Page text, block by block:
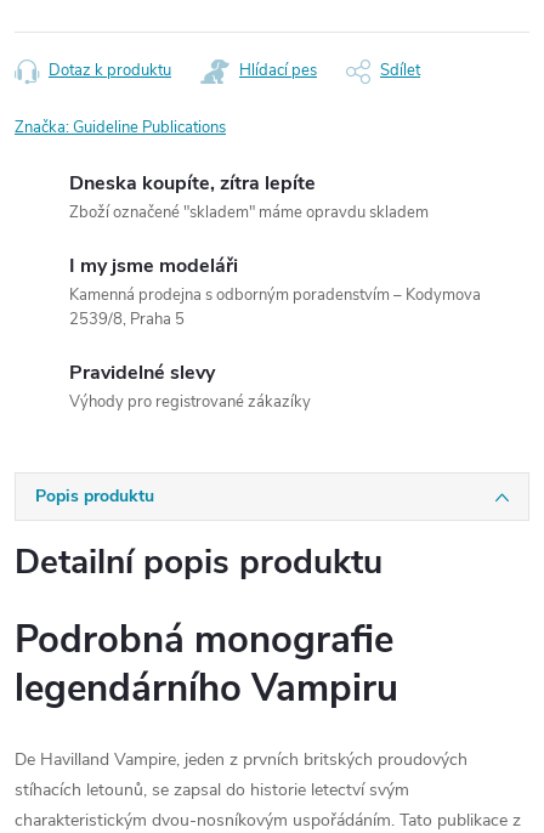
Dotaz k produktu Hlídací pes Sdílet
Značka:Guideline Publications
Dneska koupíte, zítra lepíte
Zboží označené "skladem" máme opravdu skladem
I my jsme modeláři
Kamenná prodejna s odborným poradenstvím – Kodymova
2539/8, Praha 5
Pravidelné slevy
Výhody pro registrované zákazíky
Popis produktu
Detailní popis produktu
Podrobná monografie
legendárního Vampiru
De Havilland Vampire, jeden z prvních britských proudových
stíhacích letounů, se zapsal do historie letectví svým
charakteristickým dvou-nosníkovým uspořádáním. Tato publikace z